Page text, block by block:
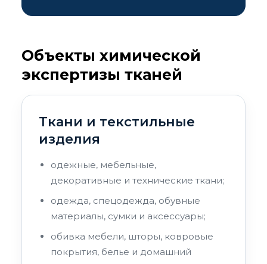
Объекты химической
экспертизы тканей
Ткани и текстильные
изделия
одежные, мебельные,
декоративные и технические ткани;
одежда, спецодежда, обувные
материалы, сумки и аксессуары;
обивка мебели, шторы, ковровые
покрытия, белье и домашний